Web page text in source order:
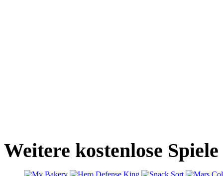
Weitere kostenlose